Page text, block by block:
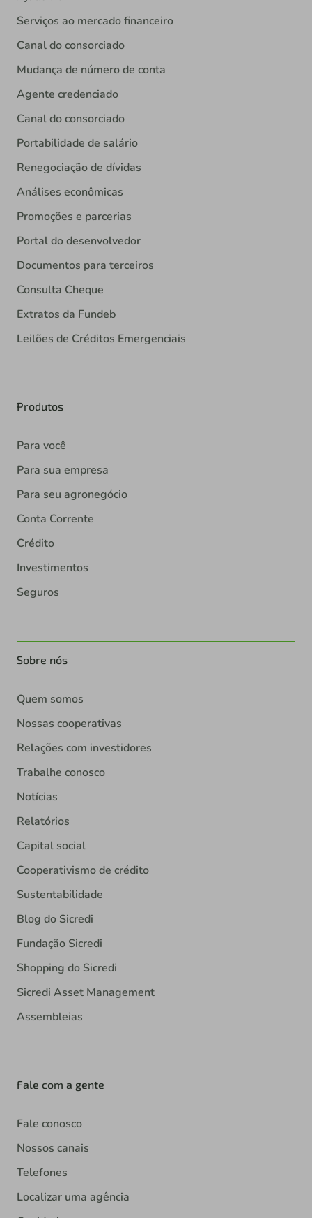
Serviços ao mercado financeiro
Canal do consorciado
Mudança de número de conta
Agente credenciado
Canal do consorciado
Portabilidade de salário
Renegociação de dívidas
Análises econômicas
Promoções e parcerias
Portal do desenvolvedor
Documentos para terceiros
Consulta Cheque
Extratos da Fundeb
Leilões de Créditos Emergenciais
Produtos
Para você
Para sua empresa
Para seu agronegócio
Conta Corrente
Crédito
Investimentos
Seguros
Sobre nós
Quem somos
Nossas cooperativas
Relações com investidores
Trabalhe conosco
Notícias
Relatórios
Capital social
Cooperativismo de crédito
Sustentabilidade
Blog do Sicredi
Fundação Sicredi
Shopping do Sicredi
Sicredi Asset Management
Assembleias
Fale com a gente
Fale conosco
Nossos canais
Telefones
Localizar uma agência